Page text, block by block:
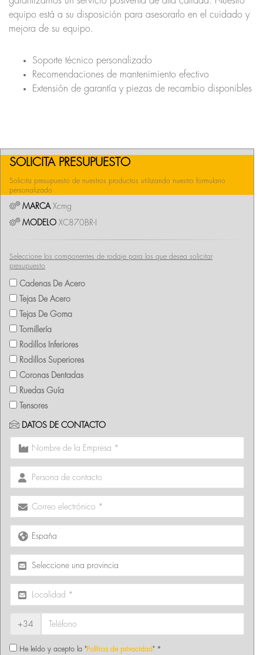
equipo está a su disposición para asesorarlo en el cuidado y
mejora de su equipo.
Soporte técnico personalizado
Recomendaciones de mantenimiento efectivo
Extensión de garantía y piezas de recambio disponibles
SOLICITA PRESUPUESTO
Solicita presupuesto de nuestros productos utilizando nuestro formulario
personalizado
MARCA Xcmg
MODELO XC870BR-I
Seleccione los componentes de rodaje para los que desea solicitar
presupuesto
Cadenas De Acero
Tejas De Acero
Tejas De Goma
Tornillería
Rodillos Inferiores
Rodillos Superiores
Coronas Dentadas
Ruedas Guía
Tensores
DATOS DE CONTACTO
+34
He leído y acepto la "Política de privacidad" *